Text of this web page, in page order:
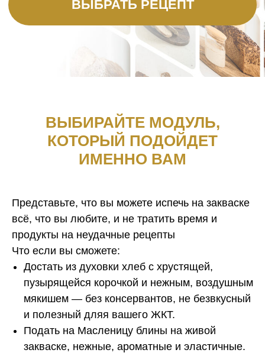
ВЫБИРАЙТЕ МОДУЛЬ,
КОТОРЫЙ ПОДОЙДЕТ
ИМЕННО ВАМ
Представьте, что вы можете испечь на закваске
всё, что вы любите, и не тратить время и
продукты на неудачные рецепты
Что если вы сможете:
Достать из духовки хлеб с хрустящей,
пузырящейся корочкой и нежным, воздушным
мякишем — без консервантов, не безвкусный
и полезный дляя вашего ЖКТ.
Подать на Масленицу блины на живой
закваске, нежные, ароматные и эластичные.